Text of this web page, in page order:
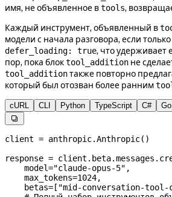
имя, не объявленное вtools,
Каждый инструмент, объявленный в
модели с начала разговора, если
defer_loading: true, что удерживает
пор, пока блокtool_addition не
tool_additionтакже повторно
который был отозван более ранним
cURL CLI Python TypeScript C# Go

client = anthropic.Anthropic()
response =
    model
="claude-opus-5" ,
    max_tokens
=1024,
    betas
= [ "mid-conversation-tool-